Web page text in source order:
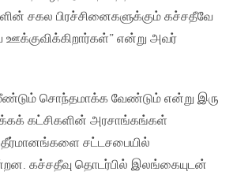
சகல பிரச்சினைகளுக்கும் கச்சதீவே
என்று அவர்
சொந்தமாக்க வேண்டும் என்று இரு
கட்சிகளின் அரசாங்கங்கள்
தீர்மானங்களை சட்டசபையில்
கச்சதீவு தொடர்பில் இலங்கையுடன்